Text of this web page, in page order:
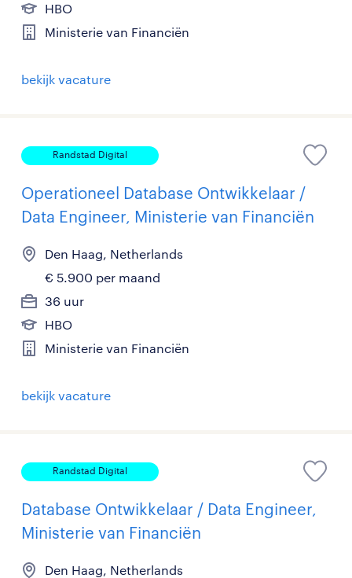
HBO
Ministerie van Financiën
bekijk vacature
Randstad Digital
Operationeel Database Ontwikkelaar /
Data Engineer, Ministerie van Financiën
Den Haag, Netherlands
€ 5.900 per maand
36 uur
HBO
Ministerie van Financiën
bekijk vacature
Randstad Digital
Database Ontwikkelaar / Data Engineer,
Ministerie van Financiën
Den Haag, Netherlands